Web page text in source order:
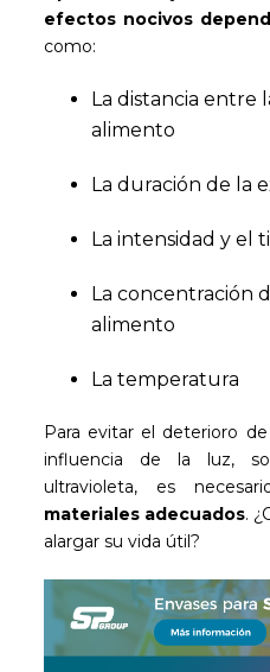
efectos nocivos
como:
La distancia entre
alimento
La duración de la
La intensidad y el
La concentración
alimento
La temperatura
Para evitar el deterioro
influencia de la luz,
ultravioleta, es
materiales adecuados.
alargar su vida útil?